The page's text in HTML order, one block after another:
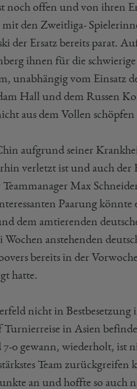
noch offen und von ihren
den Zweitliga-
der Ersatz bereits parat.
ihnen für die
unabhängig vom Einsatz
Hall und dem Russen
aus dem Vollen
aufgrund seiner
verletzt ist und auch der
Max
Paarung könnte
dem amtierenden
anstehenden
bereits in der
hatte.
nicht in
Turnierreise in Asien
0 gewann, wiederholt, ist
Team zurückgreifen
an und hoffte so auch